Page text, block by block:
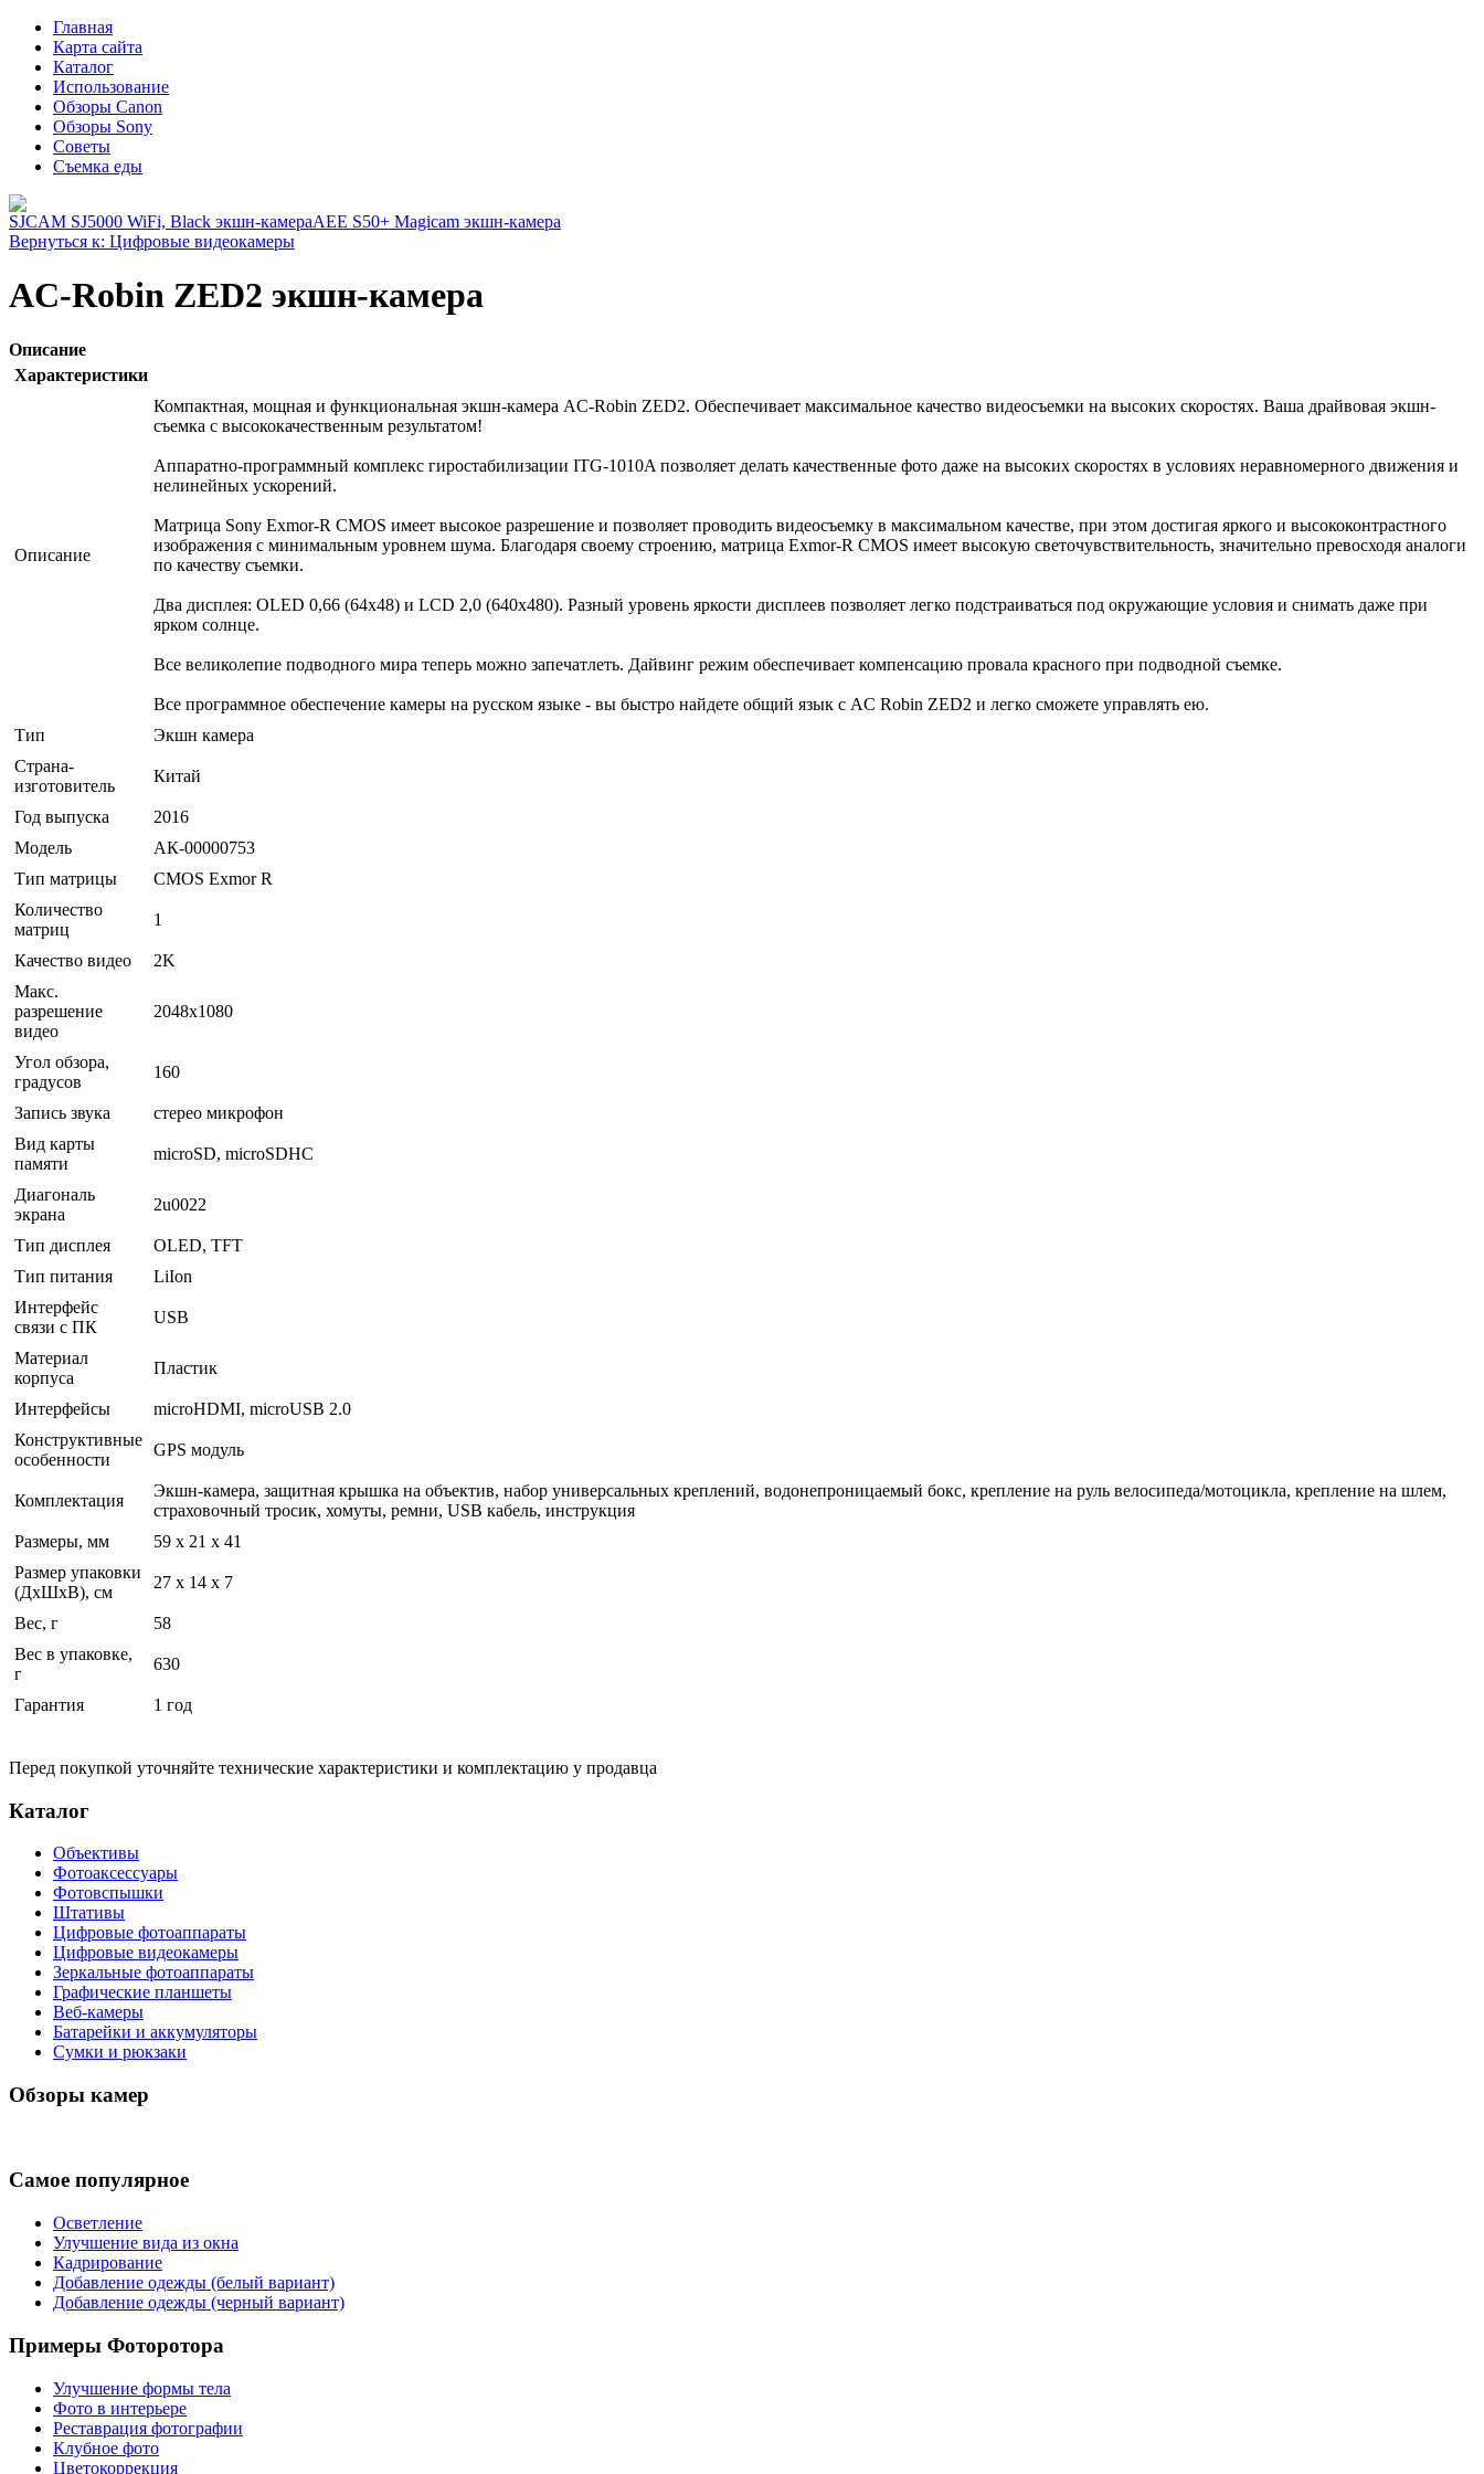
Главная
Карта сайта
Каталог
Использование
Обзоры Canon
Обзоры Sony
Советы
Съемка еды
SJCAM SJ5000 WiFi, Black экшн-камераAEE S50+ Magicam экшн-камера
Вернуться к: Цифровые видеокамеры
AC-Robin ZED2 экшн-камера
Описание
Характеристики
Описание
Компактная, мощная и функциональная экшн-камера AC-Robin ZED2. Обеспечивает максимальное качество видеосъемки на высоких скоростях. Ваша драйвовая экшн-
съемка с высококачественным результатом!
Аппаратно-программный комплекс гиростабилизации ITG-1010A позволяет делать качественные фото даже на высоких скоростях в условиях неравномерного движения и
нелинейных ускорений.
Матрица Sony Exmor-R CMOS имеет высокое разрешение и позволяет проводить видеосъемку в максимальном качестве, при этом достигая яркого и высококонтрастного
изображения с минимальным уровнем шума. Благодаря своему строению, матрица Exmor-R CMOS имеет высокую светочувствительность, значительно превосходя аналоги
по качеству съемки.
Два дисплея: OLED 0,66 (64х48) и LCD 2,0 (640х480). Разный уровень яркости дисплеев позволяет легко подстраиваться под окружающие условия и снимать даже при
ярком солнце.
Все великолепие подводного мира теперь можно запечатлеть. Дайвинг режим обеспечивает компенсацию провала красного при подводной съемке.
Все программное обеспечение камеры на русском языке - вы быстро найдете общий язык с AC Robin ZED2 и легко сможете управлять ею.
Тип
Экшн камера
Страна-
изготовитель
Китай
Год выпуска
2016
Модель
АК-00000753
Тип матрицы
CMOS Exmor R
Количество
матриц
1
Качество видео
2K
Макс.
разрешение
видео
2048х1080
Угол обзора,
градусов
160
Запись звука
стерео микрофон
Вид карты
памяти
microSD, microSDHC
Диагональ
экрана
2u0022
Тип дисплея
OLED, TFT
Тип питания
LiIon
Интерфейс
связи с ПК
USB
Материал
корпуса
Пластик
Интерфейсы
microHDMI, microUSB 2.0
Конструктивные
особенности
GPS модуль
Комплектация
Экшн-камера, защитная крышка на объектив, набор универсальных креплений, водонепроницаемый бокс, крепление на руль велосипеда/мотоцикла, крепление на шлем,
страховочный тросик, хомуты, ремни, USB кабель, инструкция
Размеры, мм
59 х 21 х 41
Размер упаковки
(ДхШхВ), см
27 x 14 x 7
Вес, г
58
Вес в упаковке,
г
630
Гарантия 1 год
Перед покупкой уточняйте технические характеристики и комплектацию у продавца
Каталог
Объективы
Фотоаксессуары
Фотовспышки
Штативы
Цифровые фотоаппараты
Цифровые видеокамеры
Зеркальные фотоаппараты
Графические планшеты
Веб-камеры
Батарейки и аккумуляторы
Сумки и рюкзаки
Обзоры камер
Самое популярное
Осветление
Улучшение вида из окна
Кадрирование
Добавление одежды (белый вариант)
Добавление одежды (черный вариант)
Примеры Фоторотора
Улучшение формы тела
Фото в интерьере
Реставрация фотографии
Клубное фото
Цветокоррекция